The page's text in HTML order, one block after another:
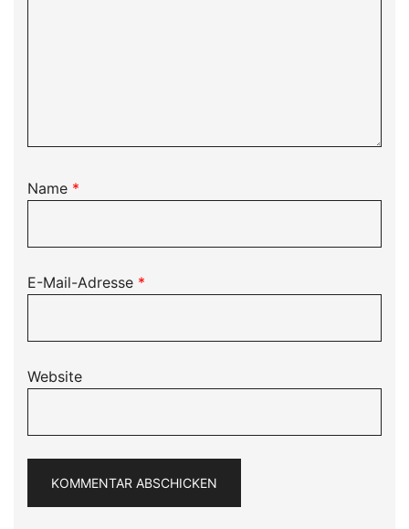
Name *
E-Mail-Adresse *
Website